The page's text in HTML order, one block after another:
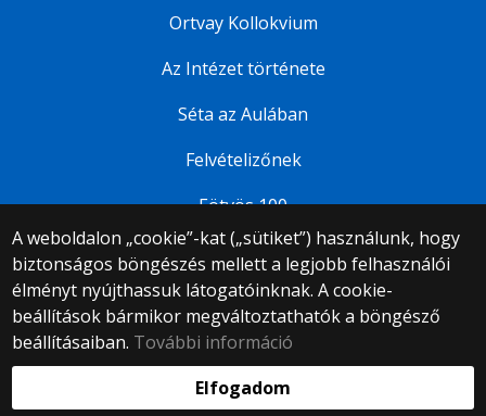
A weboldalon „cookie”-kat („sütiket”) használunk, hogy
biztonságos böngészés mellett a legjobb felhasználói
élményt nyújthassuk látogatóinknak. A cookie-
beállítások bármikor megváltoztathatók a böngésző
beállításaiban. További információ
Elfogadom
Ortvay Kollokvium
Az Intézet története
Séta az Aulában
Felvételizőnek
Eötvös 100
© 2025 Eötvös Loránd Tudományegyetem
Minden jog fenntartva.
1053 Budapest, Egyetem tér 1–3.
Központi telefonszám: +36 1 411 6500
Webfejlesztés: